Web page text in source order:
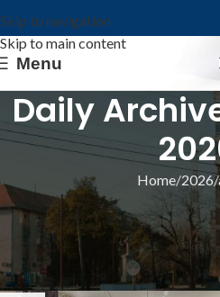
Skip to navigation
Skip to main content
Menu
Daily
Home 2026
ИЗ
Млади у Ковину
финансија – одржана